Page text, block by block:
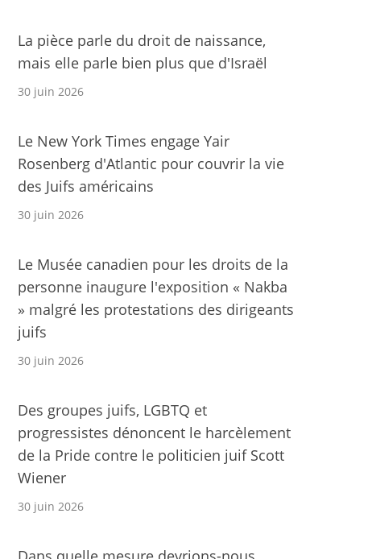
La pièce parle du droit de naissance,
mais elle parle bien plus que d'Israël
30 juin 2026
Le New York Times engage Yair
Rosenberg d'Atlantic pour couvrir la vie
des Juifs américains
30 juin 2026
Le Musée canadien pour les droits de la
personne inaugure l'exposition « Nakba
» malgré les protestations des dirigeants
juifs
30 juin 2026
Des groupes juifs, LGBTQ et
progressistes dénoncent le harcèlement
de la Pride contre le politicien juif Scott
Wiener
30 juin 2026